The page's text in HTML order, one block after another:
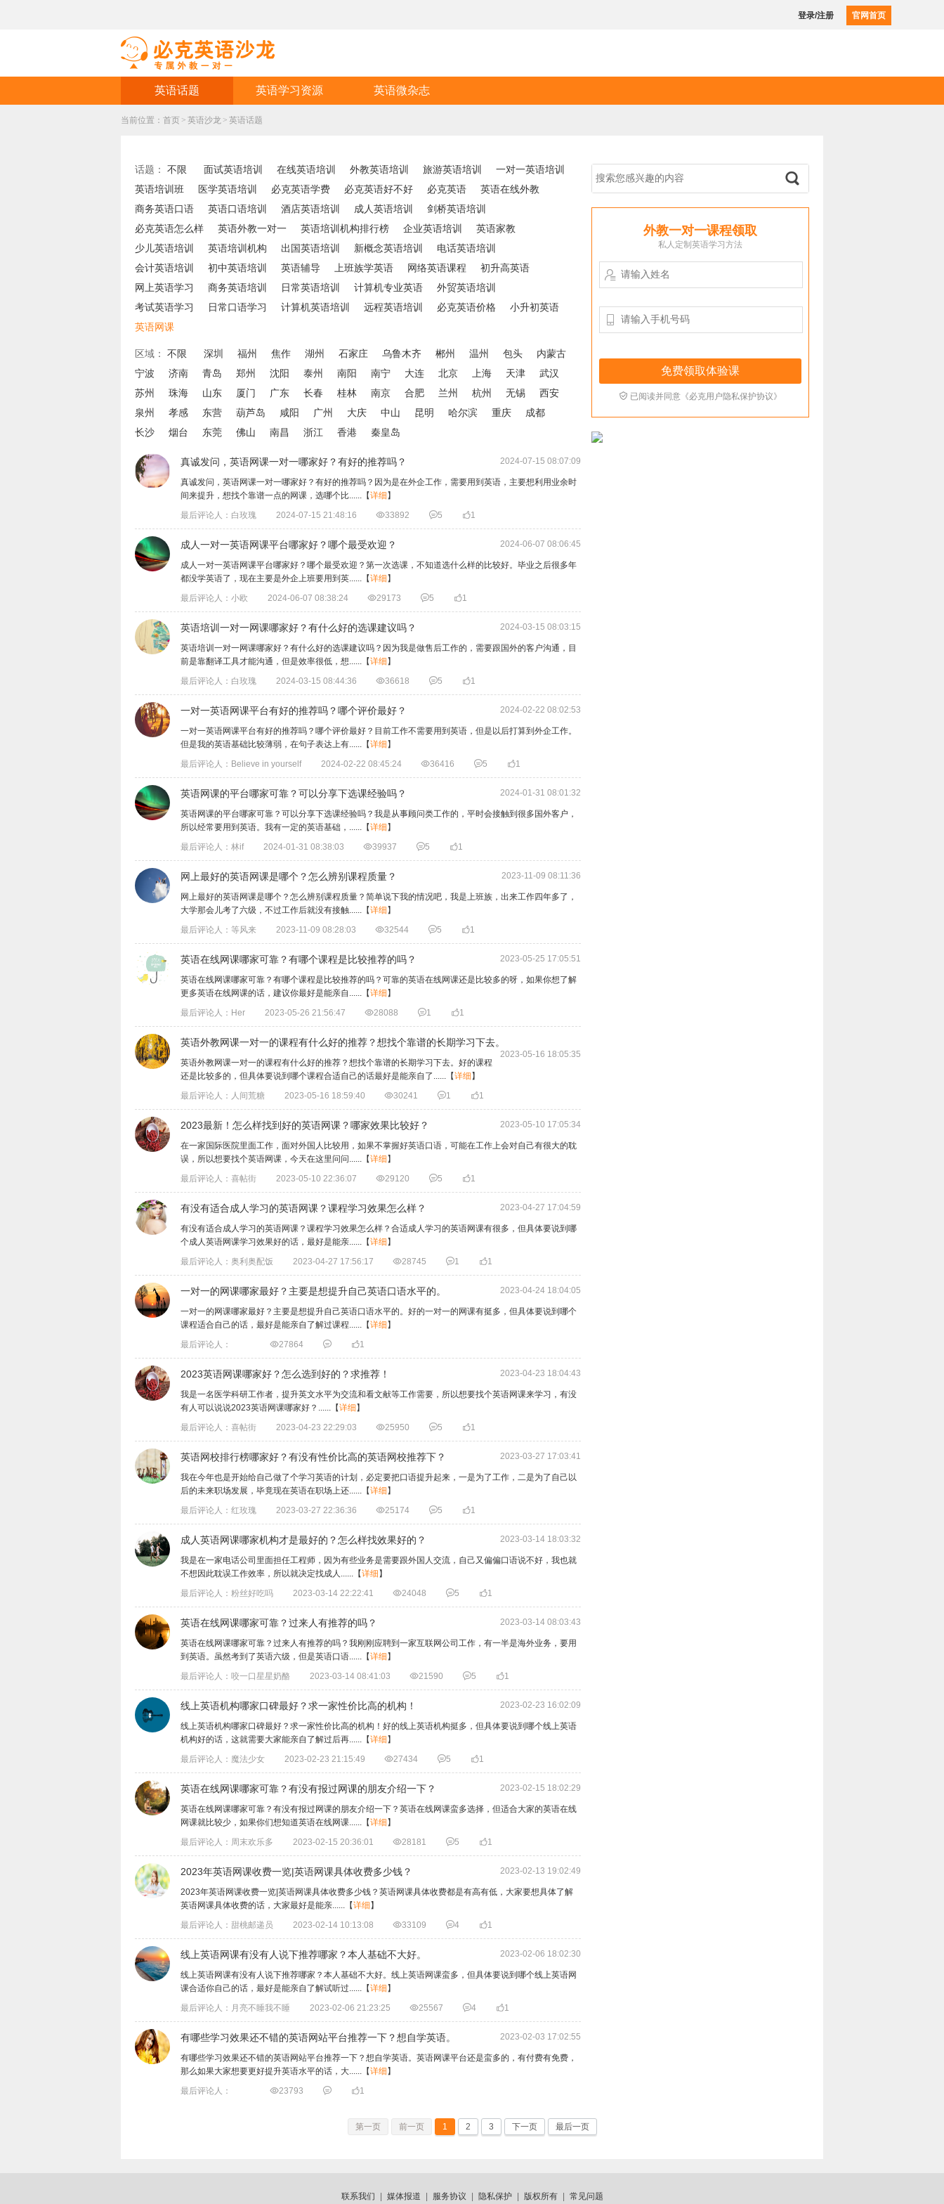
登录/注册 官网首页
英语话题 英语学习资源 英语微杂志
当前位置： 首页 > 英语沙龙 > 英语话题
外教一对一课程领取
私人定制英语学习方法


 已阅读并同意《必克用户隐私保护协议》
话题： 不限 面试英语培训 在线英语培训 外教英语培训 旅游英语培训
一对一英语培训
英语培训班
医学英语培训 必克英语学费 必克英语好不好 必克英语
英语在线外教
商务英语口语
英语口语培训 酒店英语培训 成人英语培训
剑桥英语培训
必克英语怎么样
英语外教一对一 英语培训机构排行榜 企业英语培训
英语家教
少儿英语培训
英语培训机构 出国英语培训 新概念英语培训
电话英语培训
会计英语培训
初中英语培训 英语辅导 上班族学英语 网络英语课程
初升高英语
网上英语学习
商务英语培训 日常英语培训 计算机专业英语
外贸英语培训
考试英语学习
日常口语学习 计算机英语培训 远程英语培训 必克英语价格
小升初英语
英语网课
区域： 不限 深圳 福州 焦作 湖州 石家庄 乌鲁木齐 郴州 温州 包头
内蒙古
宁波
济南 青岛 郑州 沈阳 泰州 南阳 南宁 大连 北京 上海 天津
武汉
苏州
珠海 山东 厦门 广东 长春 桂林 南京 合肥 兰州 杭州 无锡
西安
泉州
孝感 东营 葫芦岛 咸阳 广州 大庆 中山 昆明 哈尔滨 重庆
成都
长沙
烟台 东莞 佛山 南昌 浙江 香港 秦皇岛
真诚发问，英语网课一对一哪家好？有好的推荐吗？ 2024-07-15 08:07:09
真诚发问，英语网课一对一哪家好？有好的推荐吗？因为是在外企工作，需要用到英语，主要想利用业余时
间来提升，想找个靠谱一点的网课，选哪个比...... 【详细 】
最后评论人：白玫瑰
2024-07-15 21:48:16 33892 5 1
成人一对一英语网课平台哪家好？哪个最受欢迎？ 2024-06-07 08:06:45
成人一对一英语网课平台哪家好？哪个最受欢迎？第一次选课，不知道选什么样的比较好。毕业之后很多年
都没学英语了，现在主要是外企上班要用到英...... 【详细 】
最后评论人：小欧
2024-06-07 08:38:24 29173 5 1
​英语培训一对一网课哪家好？有什么好的选课建议吗？ 2024-03-15 08:03:15
英语培训一对一网课哪家好？有什么好的选课建议吗？因为我是做售后工作的，需要跟国外的客户沟通，目
前是靠翻译工具才能沟通，但是效率很低，想...... 【详细 】
最后评论人：白玫瑰
2024-03-15 08:44:36 36618 5 1
一对一英语网课平台有好的推荐吗？哪个评价最好？ 2024-02-22 08:02:53
一对一英语网课平台有好的推荐吗？哪个评价最好？目前工作不需要用到英语，但是以后打算到外企工作。
但是我的英语基础比较薄弱，在句子表达上有...... 【详细 】
最后评论人：Believe in yourself
2024-02-22 08:45:24 36416 5 1
英语网课的平台哪家可靠？可以分享下选课经验吗？ 2024-01-31 08:01:32
英语网课的平台哪家可靠？可以分享下选课经验吗？我是从事顾问类工作的，平时会接触到很多国外客户，
所以经常要用到英语。我有一定的英语基础，...... 【详细 】
最后评论人：林if
2024-01-31 08:38:03 39937 5 1
网上最好的英语网课是哪个？怎么辨别课程质量？ 2023-11-09 08:11:36
网上最好的英语网课是哪个？怎么辨别课程质量？简单说下我的情况吧，我是上班族，出来工作四年多了，
大学那会儿考了六级，不过工作后就没有接触...... 【详细 】
最后评论人：等风来
2023-11-09 08:28:03 32544 5 1
英语在线网课哪家可靠？有哪个课程是比较推荐的吗？ 2023-05-25 17:05:51
英语在线网课哪家可靠？有哪个课程是比较推荐的吗？可靠的英语在线网课还是比较多的呀，如果你想了解
更多英语在线网课的话，建议你最好是能亲自...... 【详细 】
最后评论人：Her
2023-05-26 21:56:47 28088 1 1
英语外教网课一对一的课程有什么好的推荐？想找个靠谱的长期学习下去。
2023-05-16 18:05:35
英语外教网课一对一的课程有什么好的推荐？想找个靠谱的长期学习下去。好的课程
还是比较多的，但具体要说到哪个课程合适自己的话最好是能亲自了...... 【详细 】
最后评论人：人间荒糖
2023-05-16 18:59:40 30241 1 1
2023最新！怎么样找到好的英语网课？哪家效果比较好？ 2023-05-10 17:05:34
在一家国际医院里面工作，面对外国人比较用，如果不掌握好英语口语，可能在工作上会对自己有很大的耽
误，所以想要找个英语网课，今天在这里问问...... 【详细 】
最后评论人：喜帖街
2023-05-10 22:36:07 29120 5 1
有没有适合成人学习的英语网课？课程学习效果怎么样？ 2023-04-27 17:04:59
有没有适合成人学习的英语网课？课程学习效果怎么样？合适成人学习的英语网课有很多，但具体要说到哪
个成人英语网课学习效果好的话，最好是能亲...... 【详细 】
最后评论人：奥利奥配饭
2023-04-27 17:56:17 28745 1 1
一对一的网课哪家最好？主要是想提升自己英语口语水平的。 2023-04-24 18:04:05
一对一的网课哪家最好？主要是想提升自己英语口语水平的。好的一对一的网课有挺多，但具体要说到哪个
课程适合自己的话，最好是能亲自了解过课程...... 【详细 】
最后评论人：
27864  1
2023英语网课哪家好？怎么选到好的？求推荐！ 2023-04-23 18:04:43
我是一名​医学科研工作者，提升英文水平为交流和看文献等工作需要，所以想要找个英语网课来学习，有没
有人可以说说​2023英语网课哪家好？...... 【详细 】
最后评论人：喜帖街
2023-04-23 22:29:03 25950 5 1
英语网校排行榜哪家好？有没有性价比高的英语网校推荐下？ 2023-03-27 17:03:41
我在今年也是开始给自己做了个学习英语的计划，必定要把口语提升起来，一是为了工作，二是为了自己以
后的未来职场发展，毕竟现在英语在职场上还...... 【详细 】
最后评论人：红玫瑰
2023-03-27 22:36:36 25174 5 1
成人英语网课哪家机构才是最好的？怎么样找效果好的？ 2023-03-14 18:03:32
​我是在一家电话公司里面担任工程师，因为有些业务是需要跟外国人交流，自己又偏偏口语说不好，我也就
不想因此耽误工作效率，所以就决定找成人...... 【详细 】
最后评论人：粉丝好吃吗
2023-03-14 22:22:41 24048 5 1
​英语在线网课哪家可靠？过来人有推荐的吗？ 2023-03-14 08:03:43
英语在线网课哪家可靠？过来人有推荐的吗？我刚刚应聘到一家互联网公司工作，有一半是海外业务，要用
到英语。虽然考到了英语六级，但是英语口语...... 【详细 】
最后评论人：咬一口星星奶酪
2023-03-14 08:41:03 21590 5 1
线上英语机构哪家口碑最好？求一家性价比高的机构！ 2023-02-23 16:02:09
线上英语机构哪家口碑最好？求一家性价比高的机构！好的线上英语机构挺多，但具体要说到哪个线上英语
机构好的话，这就需要大家能亲自了解过后再...... 【详细 】
最后评论人：魔法少女
2023-02-23 21:15:49 27434 5 1
英语在线网课哪家可靠？有没有报过网课的朋友介绍一下？ 2023-02-15 18:02:29
英语在线网课哪家可靠？有没有报过网课的朋友介绍一下？英语在线网课蛮多选择，但适合大家的英语在线
网课就比较少，如果你们想知道英语在线网课...... 【详细 】
最后评论人：周末欢乐多
2023-02-15 20:36:01 28181 5 1
2023年英语网课收费一览|英语网课具体收费多少钱？ 2023-02-13 19:02:49
2023年英语网课收费一览|英语网课具体收费多少钱？英语网课具体收费都是有高有低，大家要想具体了解
英语网课具体收费的话，大家最好是能亲...... 【详细 】
最后评论人：甜桃邮递员
2023-02-14 10:13:08 33109 4 1
线上英语网课有没有人说下推荐哪家？本人基础不大好。 2023-02-06 18:02:30
线上英语网课有没有人说下推荐哪家？本人基础不大好。线上英语网课蛮多，但具体要说到哪个线上英语网
课合适你自己的话，最好是能亲自了解试听过...... 【详细 】
最后评论人：月亮不睡我不睡
2023-02-06 21:23:25 25567 4 1
有哪些学习效果还不错的英语网站平台推荐一下？想自学英语。 2023-02-03 17:02:55
有哪些学习效果还不错的英语网站平台推荐一下？想自学英语。英语网课平台还是蛮多的，有付费有免费，
那么如果大家想要更好提升英语水平的话，大...... 【详细 】
最后评论人：
23793  1
第一页 前一页 1 2 3 下一页 最后一页
联系我们 媒体报道 服务协议 隐私保护 版权所有 常见问题